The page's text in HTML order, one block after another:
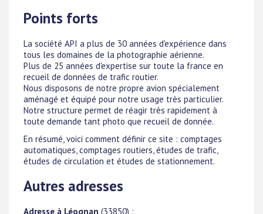
Points forts
La société API a plus de 30 années d'expérience dans
tous les domaines de la photographie aérienne.
Plus de 25 années d'expertise sur toute la france en
recueil de données de trafic routier.
Nous disposons de notre propre avion spécialement
aménagé et équipé pour notre usage très particulier.
Notre structure permet de réagir très rapidement à
toute demande tant photo que recueil de donnée.
En résumé, voici comment définir ce site : comptages
automatiques, comptages routiers, études de trafic,
études de circulation et études de stationnement.
Autres adresses
Adresse à Léognan (33850) :